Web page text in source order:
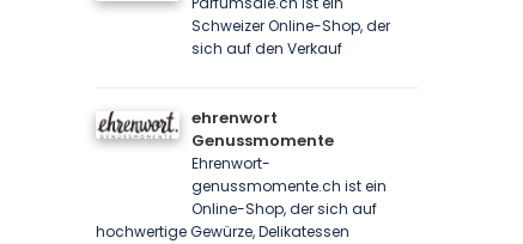
Schweizer Online-Shop, der
sich auf den Verkauf
ehrenwort
Genussmomente
Ehrenwort-
genussmomente.ch ist ein
Online-Shop, der sich auf
hochwertige Gewürze, Delikatessen